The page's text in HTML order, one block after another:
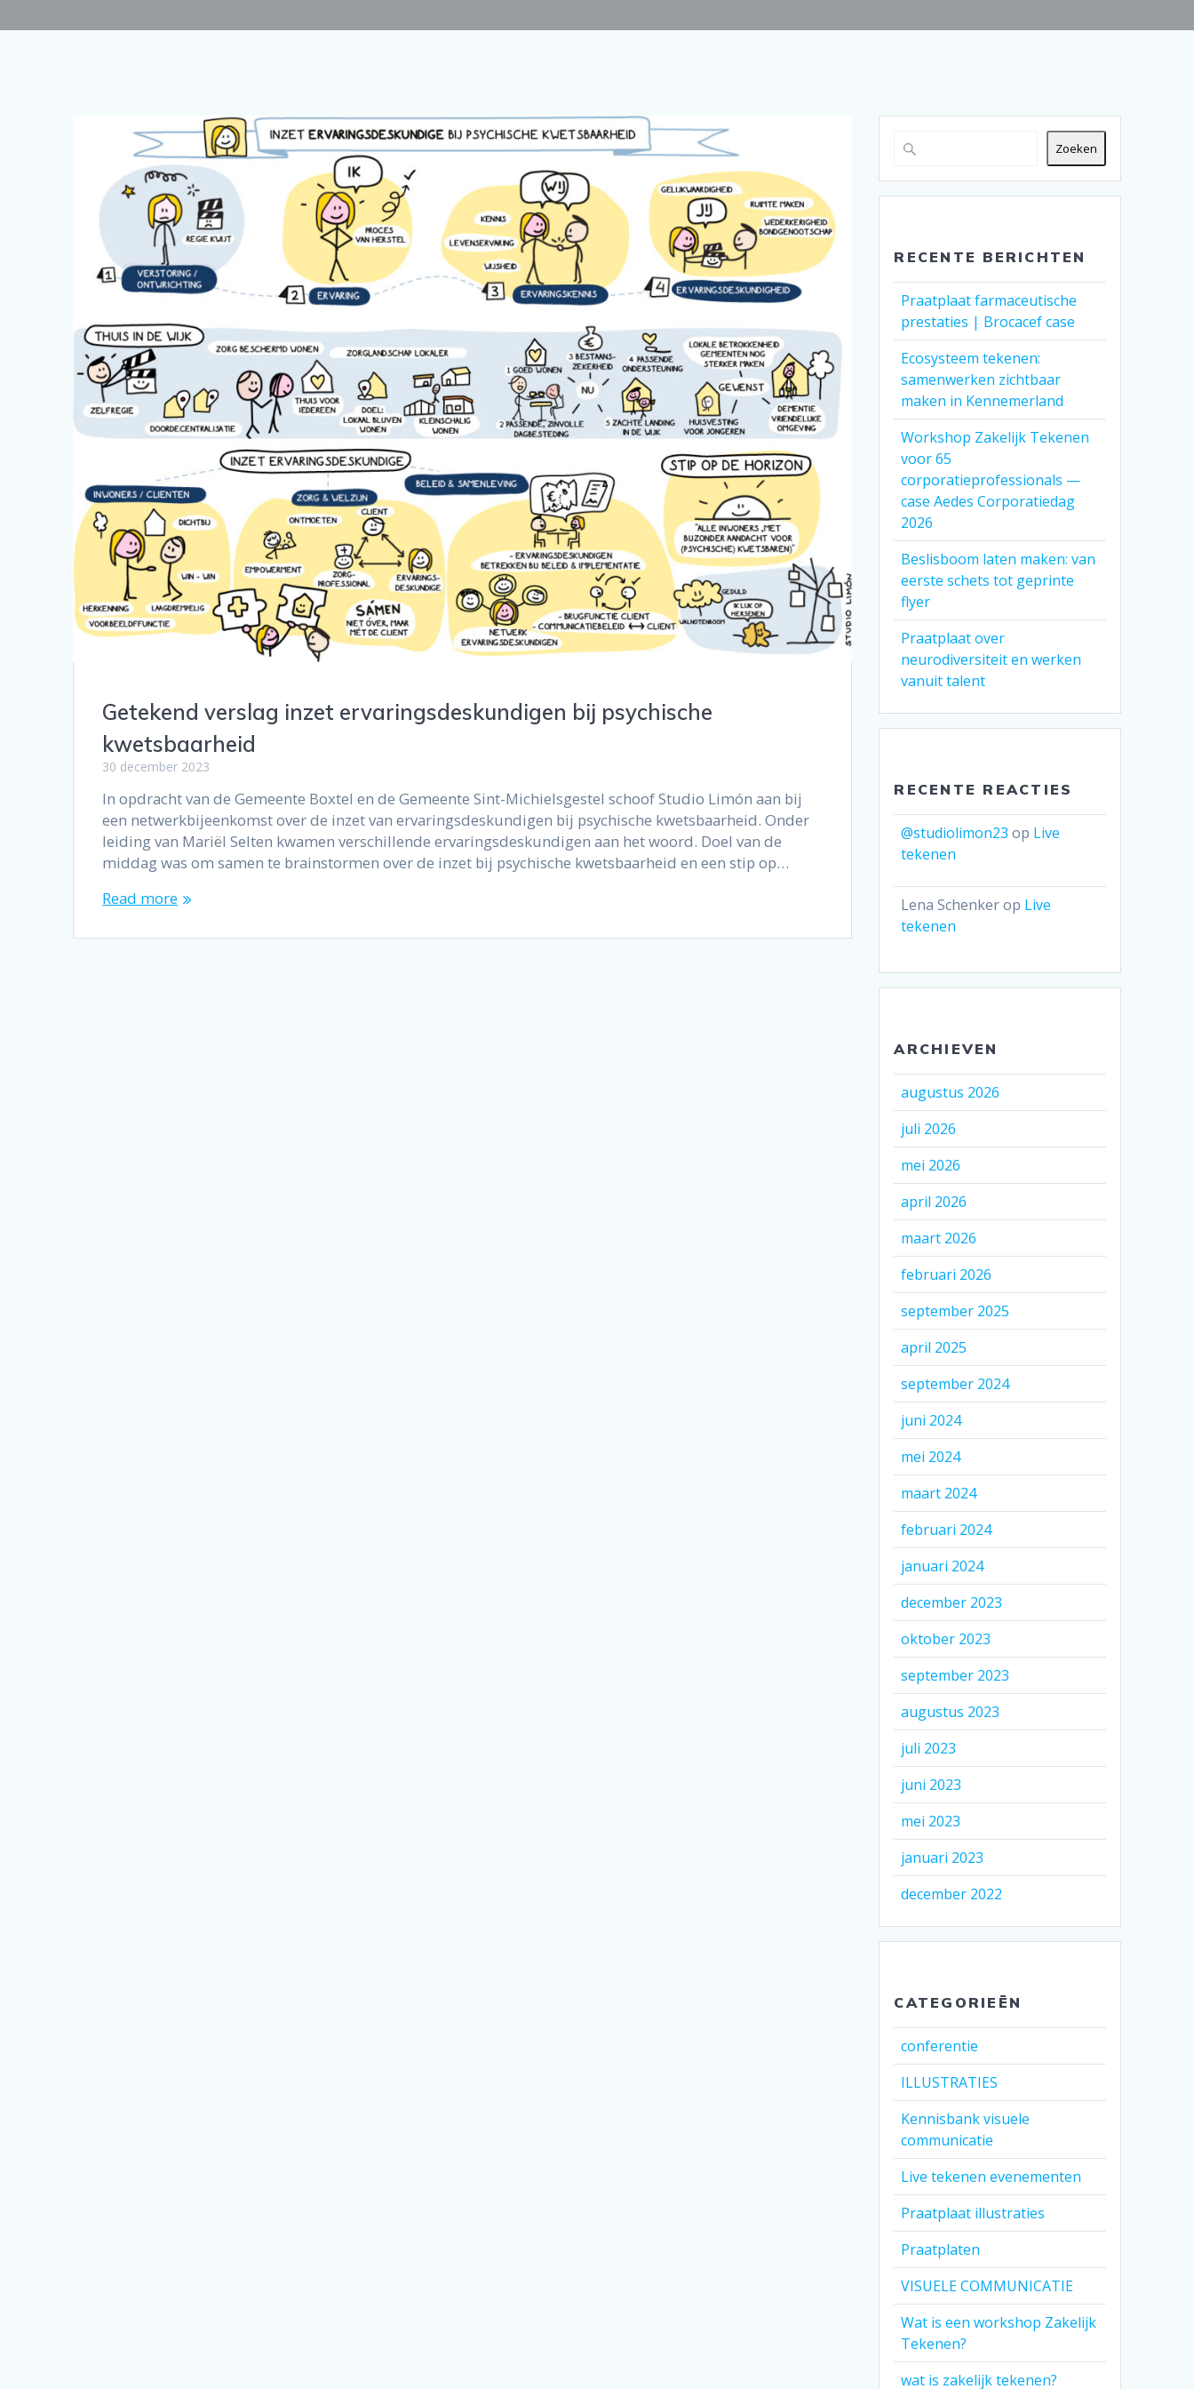
Getekend verslag inzet ervaringsdeskundigen bij psychische
kwetsbaarheid
30 december 2023
In opdracht van de Gemeente Boxtel en de Gemeente Sint-Michielsgestel schoof Studio Limón aan bij
een netwerkbijeenkomst over de inzet van ervaringsdeskundigen bij psychische kwetsbaarheid. Onder
leiding van Mariël Selten kwamen verschillende ervaringsdeskundigen aan het woord. Doel van de
middag was om samen te brainstormen over de inzet bij psychische kwetsbaarheid en een stip op…
Read more
Zoeken
RECENTE BERICHTEN
Praatplaat farmaceutische
prestaties | Brocacef case
Ecosysteem tekenen:
samenwerken zichtbaar
maken in Kennemerland
Workshop Zakelijk Tekenen
voor 65
corporatieprofessionals —
case Aedes Corporatiedag
2026
Beslisboom laten maken: van
eerste schets tot geprinte
flyer
Praatplaat over
neurodiversiteit en werken
vanuit talent
RECENTE REACTIES
@studiolimon23 op Live
tekenen
Lena Schenkerop Live
tekenen
ARCHIEVEN
augustus 2026
juli 2026
mei 2026
april 2026
maart 2026
februari 2026
september 2025
april 2025
september 2024
juni 2024
mei 2024
maart 2024
februari 2024
januari 2024
december 2023
oktober 2023
september 2023
augustus 2023
juli 2023
juni 2023
mei 2023
januari 2023
december 2022
CATEGORIEËN
conferentie
ILLUSTRATIES
Kennisbank visuele
communicatie
Live tekenen evenementen
Praatplaat illustraties
Praatplaten
VISUELE COMMUNICATIE
Wat is een workshop Zakelijk
Tekenen?
wat is zakelijk tekenen?